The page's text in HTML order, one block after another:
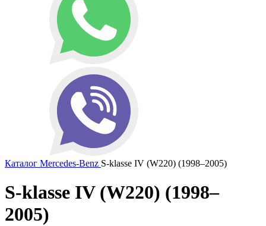
Каталог Mercedes-Benz S-klasse IV (W220) (1998–2005)
S-klasse IV (W220) (1998–
2005)